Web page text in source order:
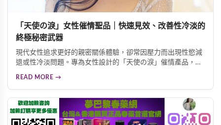
「天使の淚」女性催情聖品｜快速見效、改善性冷淡的
終極秘密武器
現代女性追求更好的親密關係體驗，卻常因壓力而出現性慾減
退或性冷淡問題。專為女性設計的「天使の淚」催情產品，以
READ MORE →